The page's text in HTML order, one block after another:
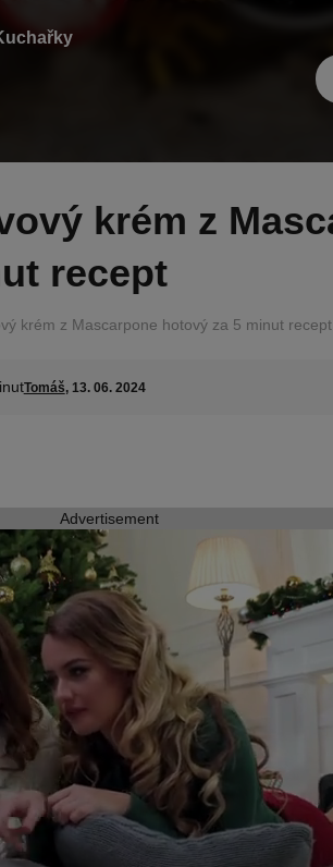
recept
krém z Mascarpone hotový za 5 minut recept
Tomáš, 13. 06. 2024
Advertisement